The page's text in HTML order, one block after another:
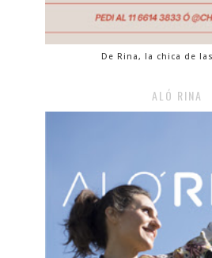
De Rina, la chica de
ALÓ RINA